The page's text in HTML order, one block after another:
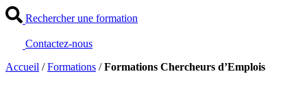
Rechercher une formation
Contactez-nous
Accueil /Formations /Formations Chercheurs d’Emplois